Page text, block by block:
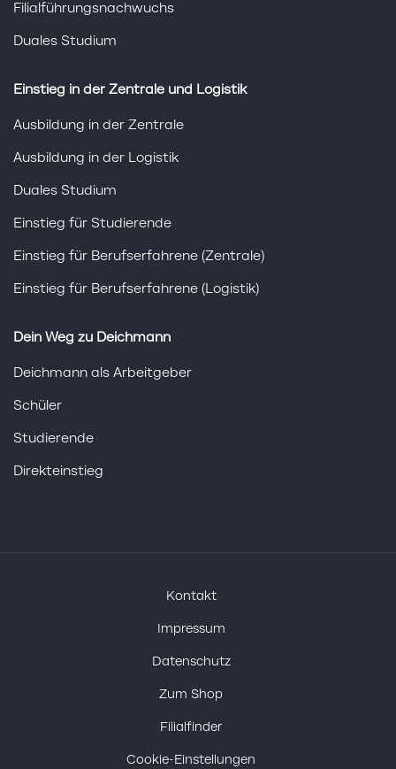
Filialführungsnachwuchs
Duales Studium
Einstieg in der Zentrale und Logistik
Ausbildung in der Zentrale
Ausbildung in der Logistik
Duales Studium
Einstieg für Studierende
Einstieg für Berufserfahrene (Zentrale)
Einstieg für Berufserfahrene (Logistik)
Dein Weg zu Deichmann
Deichmann als Arbeitgeber
Schüler
Studierende
Direkteinstieg
Kontakt
Impressum
Datenschutz
Zum Shop
Filialfinder
Cookie-Einstellungen